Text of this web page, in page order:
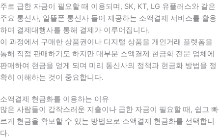
주로 급한 자금이 필요할 때 이용되며, SK, KT, LG 유플러스와 같은
주요 통신사, 알뜰폰 통신사 들이 제공하는 소액결제 서비스를 활용
하며 결제대행사를 통해 결제가 이루어집니다.
이 과정에서 구매한 상품권이나 디지털 상품을 개인거래 플렛폼을
통해 직접 판매하기도 하지만 대부분 소액결제 현금화 전문 업체에
판매하여 현금을 얻게 되며 미리 통신사의 정책과 현금화 방법을 정
확히 이해하는 것이 중요합니다.
소액결제 현금화를 이용하는 이유
많은 사람들이 갑작스러운 지출이나 급한 자금이 필요할 때 , 쉽고 빠
르게 현금을 확보할 수 있는 방법으로 소액결제 현금화를 선택합니
다.